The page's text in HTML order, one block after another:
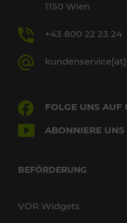
1150 Wien
+43 800 22 23 24
FOLGE UNS AUF
ABONNIERE
BEFÖRDERUNG
VOR Widgets